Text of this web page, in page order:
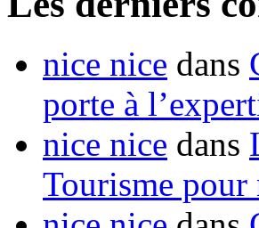
nice nice dans
porte à
nice nice dans
Tourisme pour